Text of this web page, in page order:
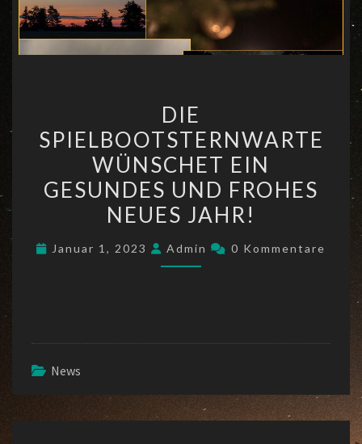
SPIELBOOTSTERNWARTE
WÜNSCHET
EIN
GESUNDES
UND
FROHES
NEUES
JAHR!
DIE
SPIELBOOTSTERNWARTE
WÜNSCHET EIN
GESUNDES UND FROHES
NEUES JAHR!
Januar 1, 2023 Admin Kommentare
0 Kommentare
News